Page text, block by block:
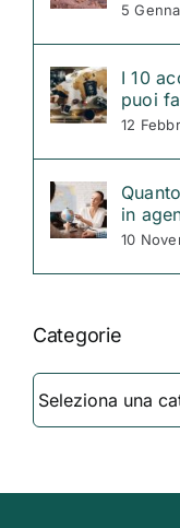
5
I 10
puoi
12
in
10
Categorie